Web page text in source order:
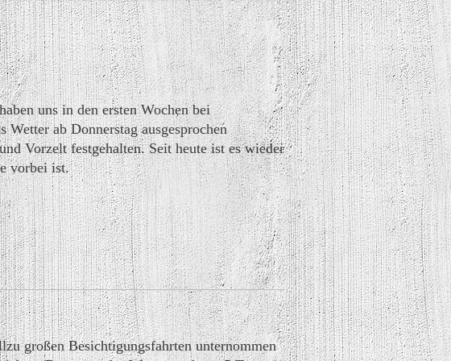
uns in den ersten Wochen bei
ab Donnerstag ausgesprochen
Vorzelt festgehalten. Seit heute ist es wieder
vorbei ist.
großen Besichtigungsfahrten unternommen